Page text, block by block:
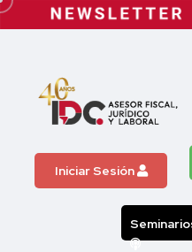
Iniciar Sesión